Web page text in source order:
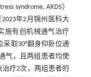
syndrome, ARDS）
年2月锦州医科大
施有创机械通气治疗
采取30°翻身仰卧位通
气，且两组患者均使
疗2次，两组患者的